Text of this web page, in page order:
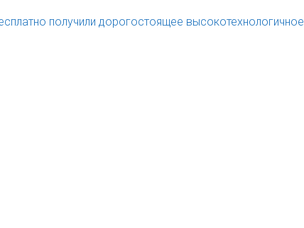
получили дорогостоящее высокотехнологичное